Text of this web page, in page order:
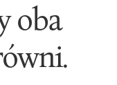
oba